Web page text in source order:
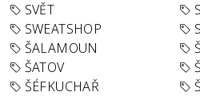
SVĚT
SWEATSHOP
ŠALAMOUN
ŠATOV
ŠÉFKUCHAŘ